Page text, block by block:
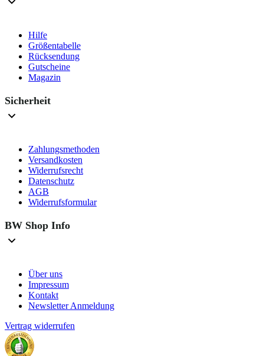
Hilfe
Größentabelle
Rücksendung
Gutscheine
Magazin
Sicherheit
Zahlungsmethoden
Versandkosten
Widerrufsrecht
Datenschutz
AGB
Widerrufsformular
BW Shop Info
Über uns
Impressum
Kontakt
Newsletter Anmeldung
Vertrag widerrufen